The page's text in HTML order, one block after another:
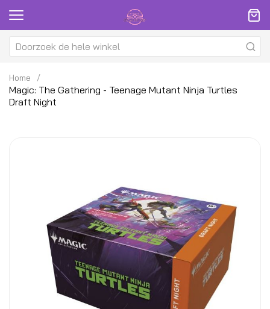
Home
Magic: The Gathering - Teenage Mutant Ninja Turtles
Draft Night
afbeeldingen-